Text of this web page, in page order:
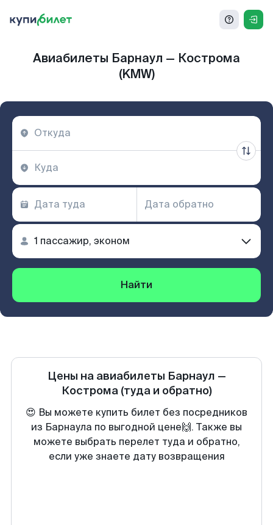
Авиабилеты Барнаул — Кострома
(KMW)
Найти
Цены на авиабилеты Барнаул —
Кострома (туда и обратно)
😍 Вы можете купить билет без посредников
из Барнаула по выгодной цене🙌. Также вы
можете выбрать перелет туда и обратно,
если уже знаете дату возвращения